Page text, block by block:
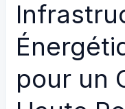
Huawei
SUN2000
20kW
+
pour un